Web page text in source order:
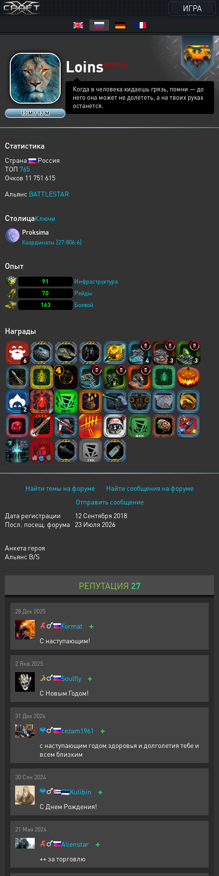
ИГРА
12 M / 12 M
LoinsHUMANS
Когда в человека кидаешь грязь, помни — до
него она может не долететь, а на твоих руках
останется.
Статистика
Страна
Россия
ТОП 765
Очков 11 751 615
Альянс BATTLESTAR
СтолицаКлючи
Proksima
Координаты [27:806:6]
Опыт
91
Инфраструктура
70
Рейды
163
Боевой
Награды
6 4 3 3
2
Найти темы на форуме
Найти сообщения на форуме
Отправить сообщение
Дата регистрации
12 Сентября 2018
Посл. посещ. форума
23 Июля 2026
Анкета героя
Альянс B/S
РЕПУТАЦИЯ 27
28 Дек 2025
Format +
С наступающим!
2 Янв 2025
Soulfly +
С Новым Годом!
31 Дек 2024
cezam1961 +
с наступающим годом здоровья и долголетия тебе и
всем близким
30 Сен 2024
🇪🇪Kulibin +
С Днем Рождения!
21 Мая 2024
Alienstar +
++ за торговлю